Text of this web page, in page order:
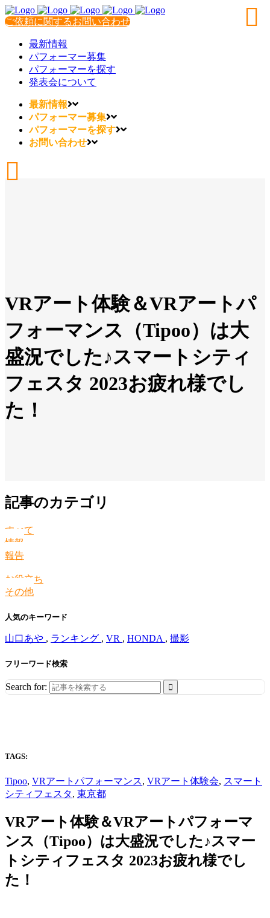
ご依頼に関するお問い合わせ
最新情報
パフォーマー募集
パフォーマーを探す
発表会について
最新情報
パフォーマー募集
パフォーマーを探す
お問い合わせ
VRアート体験＆VRアートパ
フォーマンス（Tipoo）は大
盛況でした♪スマートシティ
フェスタ 2023お疲れ様でし
た！
記事のカテゴリ
すべて
情報
報告
お役立ち
その他
人気のキーワード
山口あや , ランキング , VR , HONDA , 撮影
フリーワード検索
Search for:
TAGS:
Tipoo, VRアートパフォーマンス, VRアート体験会, スマート
シティフェスタ, 東京都
VRアート体験＆VRアートパフォーマ
ンス（Tipoo）は大盛況でした♪スマー
トシティフェスタ 2023お疲れ様でし
た！